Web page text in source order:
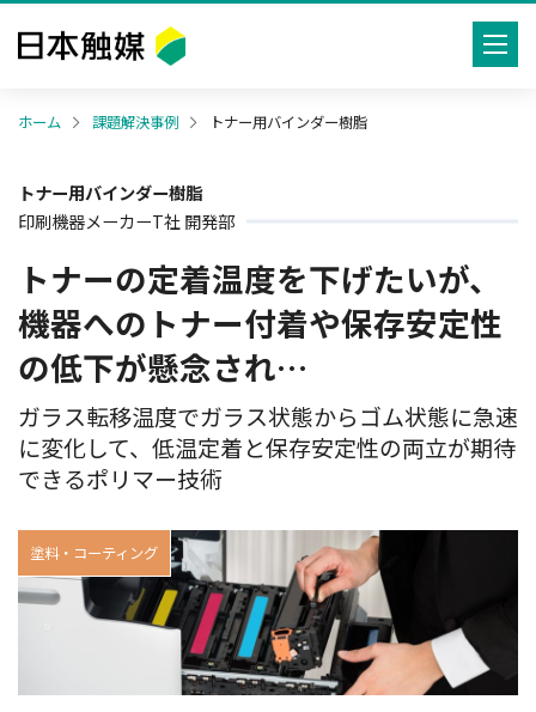
toggle
ホーム 課題解決事例 トナー用バインダー樹脂
トナー用バインダー樹脂
印刷機器メーカーT社 開発部
トナーの定着温度を下げたいが、
機器へのトナー付着や保存安定性
の低下が懸念され…
ガラス転移温度でガラス状態からゴム状態に急速
に変化して、低温定着と保存安定性の両立が期待
できるポリマー技術
塗料・コーティング